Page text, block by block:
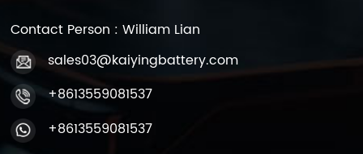
Contact Person : William Lian
sales03@kaiyingbattery.com
+8613559081537
+8613559081537